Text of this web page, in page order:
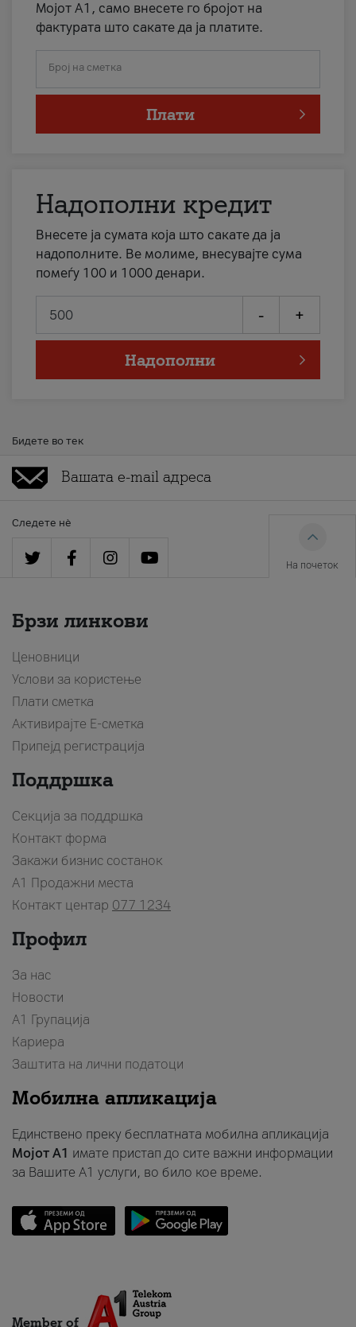
Мојот А1, само внесете го бројот на
фактурата што сакате да ја платите.
Број на сметка
Плати
Надополни кредит
Внесете ја сумата која што сакате да ја
надополните. Ве молиме, внесувајте сума
помеѓу 100 и 1000 денари.
- +
Надополни
Бидете во тек
Следете нè
На почеток
Брзи линкови
Ценовници
Услови за користење
Плати сметка
Активирајте Е-сметка
Припејд регистрација
Поддршка
Секција за поддршка
Контакт форма
Закажи бизнис состанок
A1 Продажни места
Контакт центар 077 1234
Профил
За нас
Новости
А1 Групација
Кариера
Заштита на лични податоци
Мобилна апликација
Единствено преку бесплатната мобилна апликација
Мојот A1 имате пристап до сите важни информации
за Вашите A1 услуги, во било кое време.
Member of